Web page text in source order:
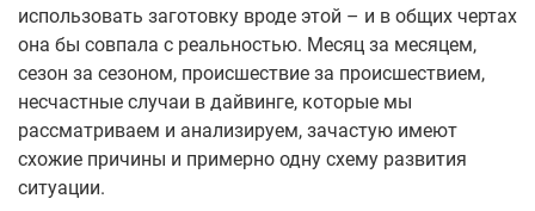
использовать заготовку вроде этой – и в общих чертах
она бы совпала с реальностью. Месяц за месяцем,
сезон за сезоном, происшествие за происшествием,
несчастные случаи в дайвинге, которые мы
рассматриваем и анализируем, зачастую имеют
схожие причины и примерно одну схему развития
ситуации.